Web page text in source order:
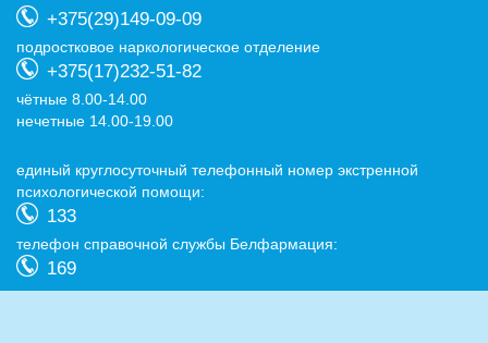
+375(29)149-09-09
подростковое наркологическое отделение
+375(17)232-51-82
чётные 8.00-14.00
нечетные 14.00-19.00
eдиный круглосуточный телефонный номер экстренной
психологической помощи:
133
телефон справочной службы Белфармация:
169